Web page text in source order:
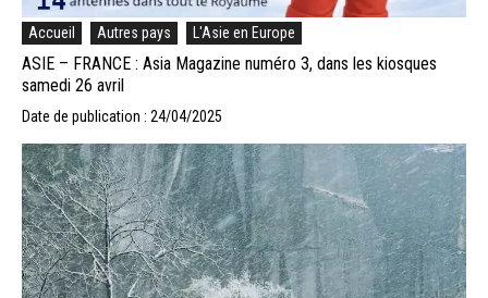
Accueil Autres pays L'Asie en Europe
ASIE – FRANCE : Asia Magazine numéro 3, dans les kiosques
samedi 26 avril
Date de publication : 24/04/2025